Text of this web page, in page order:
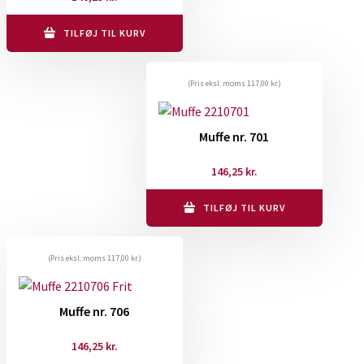
varesiden
TILFØJ TIL KURV
(Pris eksl. moms 117,00 kr.)
Muffe nr. 701
146,25 kr.
TILFØJ TIL KURV
(Pris eksl. moms 117,00 kr.)
Muffe nr. 706
146,25 kr.